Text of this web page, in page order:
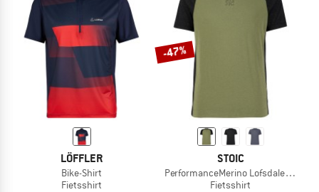
LÖFFLER
Bike-Shirt
Fietsshirt
-47%
STOIC
PerformanceMerino LofsdalenSt.
Fietsshirt